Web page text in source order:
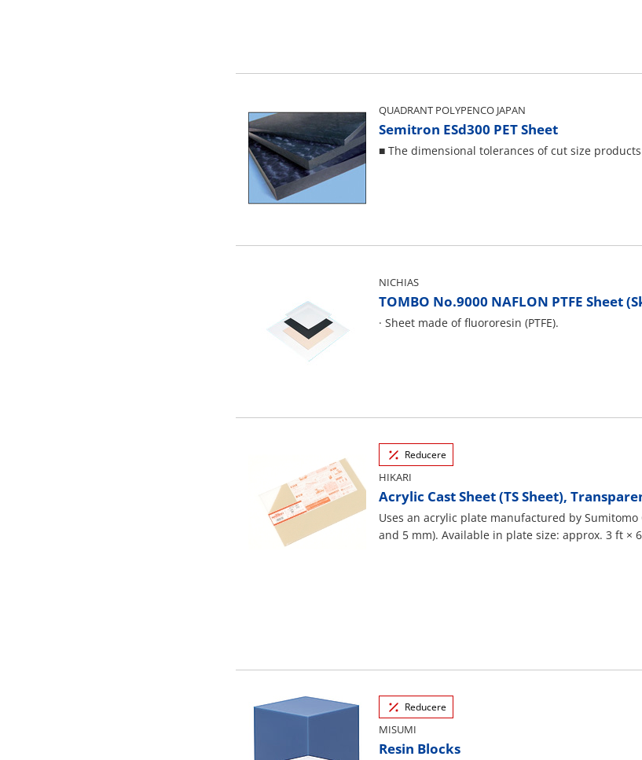
QUADRANT POLYPENCO JAPAN
Semitron ESd300 PET Sheet
■ The dimensional tolerances of cut size
NICHIAS
TOMBO No.9000 NAFLON PTFE Sheet
· Sheet made of fluororesin (PTFE).
Reducere
HIKARI
Acrylic Cast Sheet (TS Sheet),
Uses an acrylic plate manufactured by
and 5 mm). Available in plate size: approx. 3 ft ×
Reducere
MISUMI
Resin Blocks